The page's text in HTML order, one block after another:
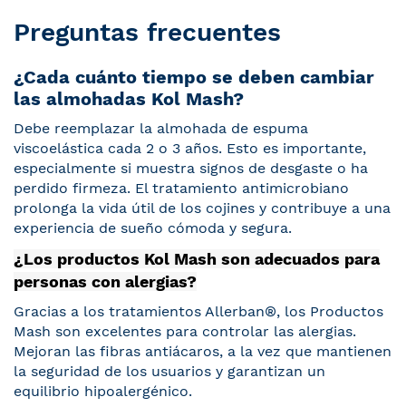
Preguntas frecuentes
¿Cada cuánto tiempo se deben cambiar
las almohadas Kol Mash?
Debe reemplazar la almohada de espuma
viscoelástica cada 2 o 3 años. Esto es importante,
especialmente si muestra signos de desgaste o ha
perdido firmeza. El tratamiento antimicrobiano
prolonga la vida útil de los cojines y contribuye a una
experiencia de sueño cómoda y segura.
¿Los productos Kol Mash son adecuados para
personas con alergias?
Gracias a los tratamientos Allerban®, los Productos
Mash son excelentes para controlar las alergias.
Mejoran las fibras antiácaros, a la vez que mantienen
la seguridad de los usuarios y garantizan un
equilibrio hipoalergénico.